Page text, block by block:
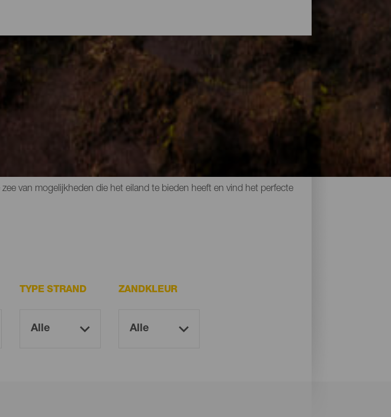
het eiland. Dankzij het uitzonderlijke klimaat kun je op elk moment
aan de voet van indrukwekkende kliffen of op ruige stranden met
rustige omgeving en rustig water, ideaal om te ontspannen, alleen,
van mogelijkheden die het eiland te bieden heeft en vind het perfecte
TYPE STRAND ZANDKLEUR